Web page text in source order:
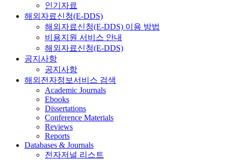
인기자료
해외자료신청(E-DDS)
해외자료신청(E-DDS) 이용 방법
비용지원 서비스 안내
해외자료신청(E-DDS)
공지사항
공지사항
해외전자정보서비스 검색
Academic Journals
Ebooks
Dissertations
Conference Materials
Reviews
Reports
Databases & Journals
전자저널 리스트